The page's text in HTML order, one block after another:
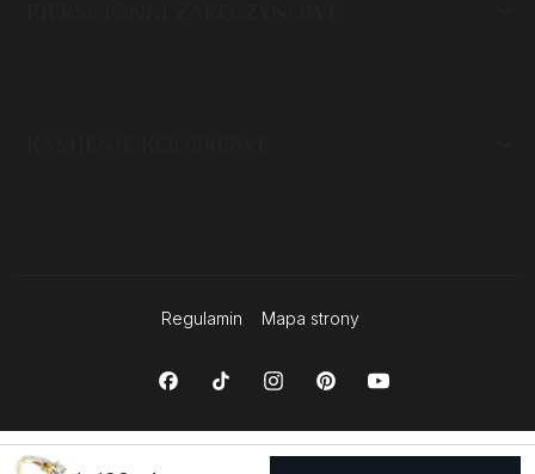
Regulamin Mapa strony